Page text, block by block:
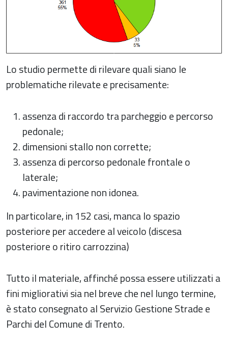
Lo studio permette di rilevare quali siano le
problematiche rilevate e precisamente:
assenza di raccordo tra parcheggio e percorso
pedonale;
dimensioni stallo non corrette;
assenza di percorso pedonale frontale o
laterale;
pavimentazione non idonea.
In particolare, in 152 casi, manca lo spazio
posteriore per accedere al veicolo (discesa
posteriore o ritiro carrozzina)
Tutto il materiale, affinché possa essere utilizzati a
fini migliorativi sia nel breve che nel lungo termine,
è stato consegnato al Servizio Gestione Strade e
Parchi del Comune di Trento.